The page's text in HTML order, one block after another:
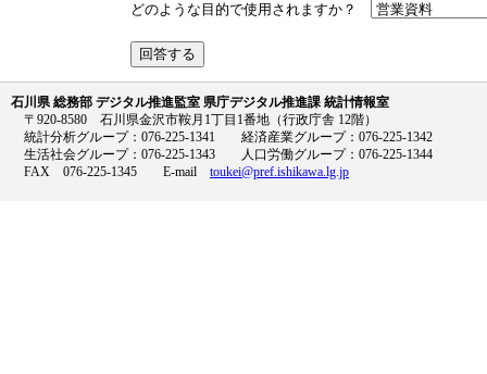
どのような目的で使用されますか？
石川県 総務部 デジタル推進監室 県庁デジタル推進課 統計情報室
〒920-8580 石川県金沢市鞍月1丁目1番地（行政庁舎 12階）
統計分析グループ：076-225-1341 経済産業グループ：076-225-1342
生活社会グループ：076-225-1343 人口労働グループ：076-225-1344
FAX 076-225-1345 E-mail toukei@pref.ishikawa.lg.jp